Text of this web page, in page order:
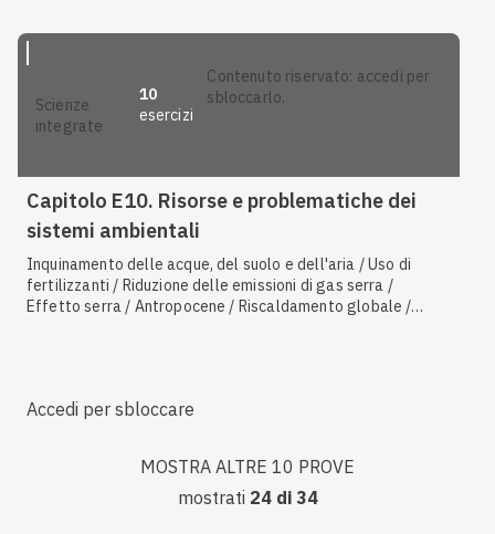
scienze
integrate
10
esercizi
contenuto riservato: accedi per
sbloccarlo.
Capitolo E10. Risorse e problematiche dei
sistemi ambientali
Inquinamento delle acque, del suolo e dell'aria / Uso di
fertilizzanti / Riduzione delle emissioni di gas serra /
Effetto serra / Antropocene / Riscaldamento globale /
Accedi per sbloccare
MOSTRA ALTRE 10 PROVE
mostrati 24di 34